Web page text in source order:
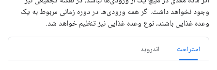
وجود نخواهد داشت. اگر همه ورودی‌ها در دوره زمانی مربوط به یک
وعده غذایی باشند، نوع وعده غذایی نیز تنظیم خواهد شد.
استراحت اندروید